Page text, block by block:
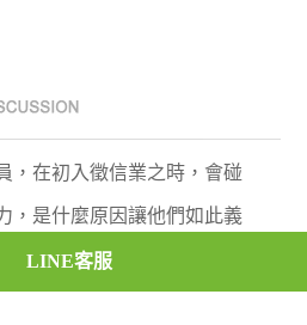
，在初入徵信業之時，會碰
，是什麼原因讓他們如此義
壓力，盡心地完成每一位委
LINE客服